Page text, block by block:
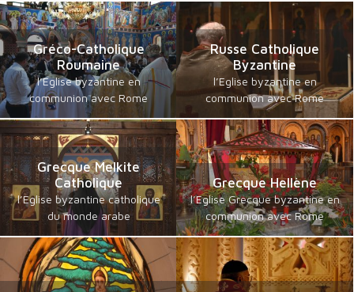
Gréco-Catholique
Roumaine
l’Eglise byzantine en
communion avec Rome
Russe Catholique
Byzantine
l’Eglise byzantine en
communion avec Rome
Grecque Melkite
Catholique
l’Eglise byzantine catholique
du monde arabe
Grecque Hellène
l’Eglise Grecque byzantine en
communion avec Rome